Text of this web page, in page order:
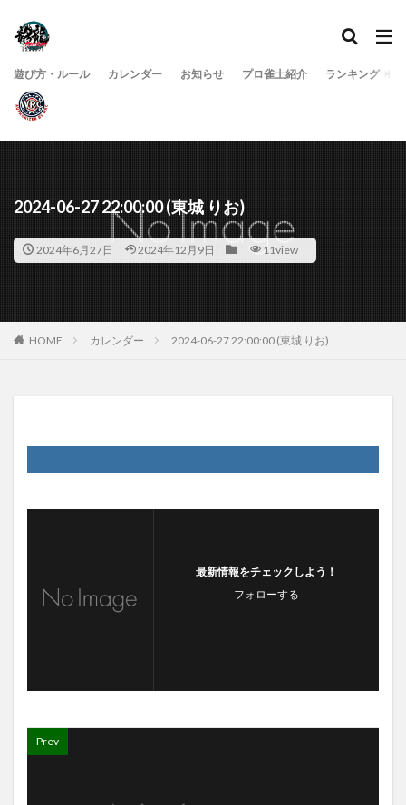
遊び方・ルール カレンダー お知らせ プロ雀士紹介 ランキング
2024-06-27 22:00:00 (東城 りお)
2024年6月27日 2024年12月9日 11view
HOME カレンダー 2024-06-27 22:00:00 (東城 りお)
最新情報をチェックしよう！
フォローする
Prev